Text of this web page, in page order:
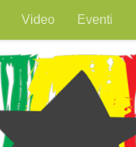
Video Eventi